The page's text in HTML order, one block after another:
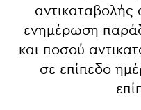
ενημέρωση
και ποσού
σε επίπεδο